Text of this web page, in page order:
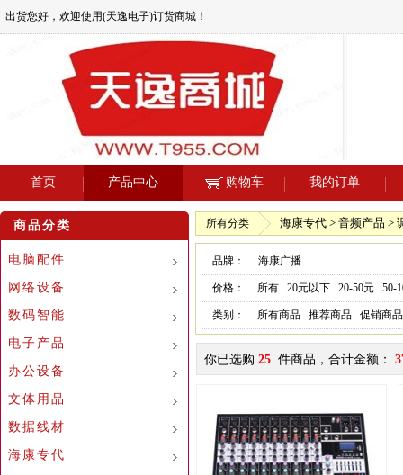
出货您好，欢迎使用(天逸电子)订货商城！
首页 产品中心 购物车 我的订单
商品分类
电脑配件
网络设备
数码智能
电子产品
办公设备
文体用品
数据线材
海康专代
所有分类 海康专代 > 音频产品 >
品牌： 海康广播
价格： 所有 20元以下 20-50元 50-
类别： 所有商品 推荐商品 促销商品
你已选购 25 件商品，合计金额：